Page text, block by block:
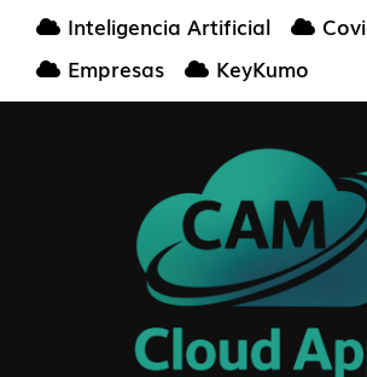
Inteligencia Artificial
Empresas
KeyKumo